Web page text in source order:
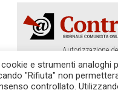
Autorizzazione
Tel.
SOSTIENICI!
e strumenti analoghi
"Rifiuta" non
controllato.